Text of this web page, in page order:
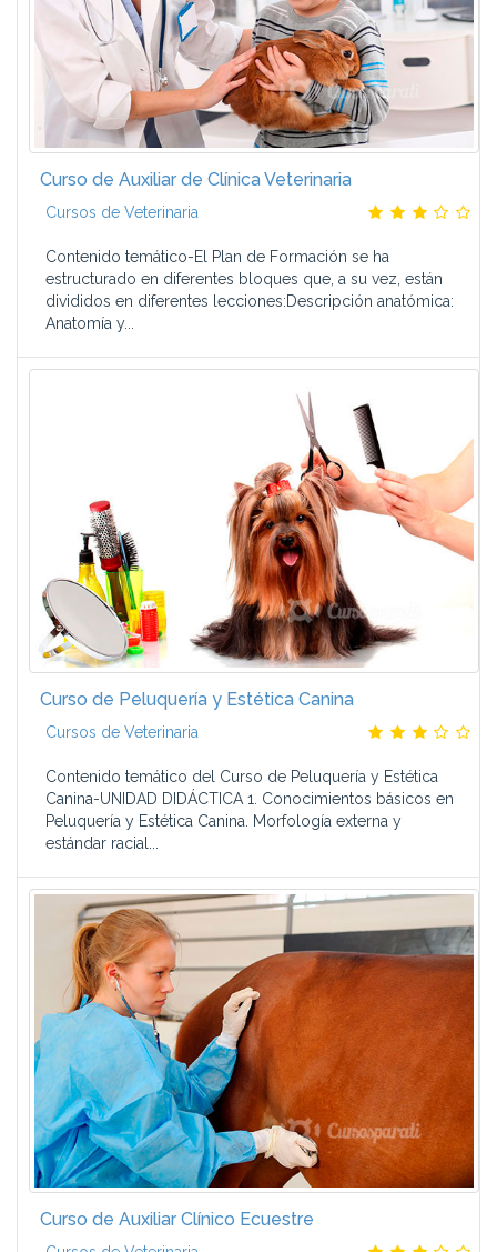
Curso de Auxiliar de Clínica Veterinaria
Cursos de Veterinaria
Contenido temático-El Plan de Formación se ha
estructurado en diferentes bloques que, a su vez, están
divididos en diferentes lecciones:Descripción anatómica:
Anatomía y...
Curso de Peluquería y Estética Canina
Cursos de Veterinaria
Contenido temático del Curso de Peluquería y Estética
Canina-UNIDAD DIDÁCTICA 1. Conocimientos básicos en
Peluquería y Estética Canina. Morfología externa y
estándar racial...
Curso de Auxiliar Clínico Ecuestre